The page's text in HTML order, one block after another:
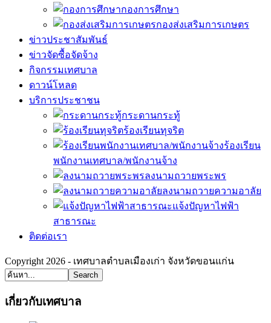
กองการศึกษา
กองส่งเสริมการเกษตร
ข่าวประชาสัมพันธ์
ข่าวจัดซื้อจัดจ้าง
กิจกรรมเทศบาล
ดาวน์โหลด
บริการประชาชน
กระดานกระทู้
ร้องเรียนทุจริต
ร้องเรียน
พนักงานเทศบาล/พนักงานจ้าง
ลงนามถวายพระพร
ลงนามถวายความอาลัย
แจ้งปัญหาไฟฟ้า
สาธารณะ
ติดต่อเรา
Copyright 2026 - เทศบาลตำบลเมืองเก่า จังหวัดขอนแก่น
Search
เกี่ยวกับเทศบาล